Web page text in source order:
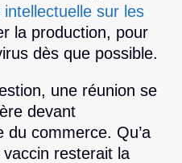
sur les
la production, pour
dès que possible.
une réunion se
devant
du commerce. Qu’a
vaccin resterait la